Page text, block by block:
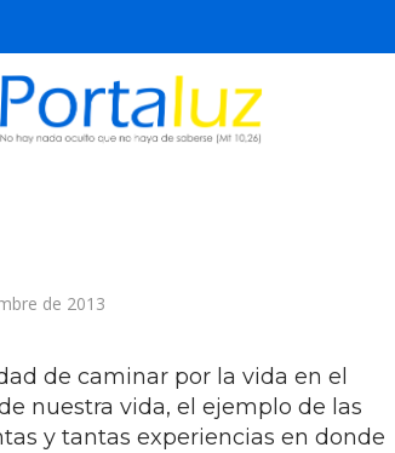
de 2013
de caminar por la vida en el
nuestra vida, el ejemplo de las
y tantas experiencias en donde